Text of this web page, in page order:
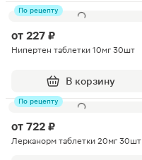
По рецепту
от 227 ₽
Нипертен таблетки 10мг 30шт
В корзину
По рецепту
от 722 ₽
Лерканорм таблетки 20мг 30шт